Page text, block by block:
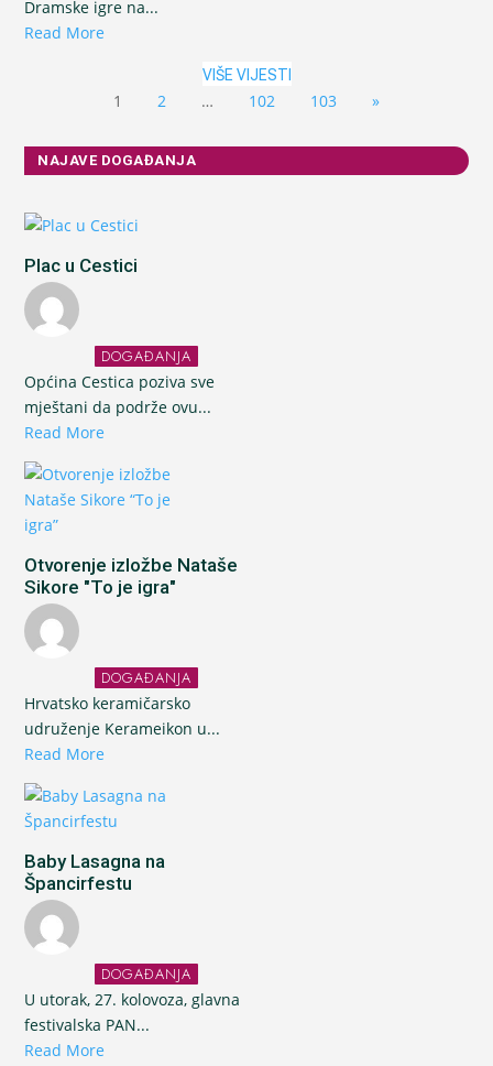
Dramske igre na...
Read More
VIŠE VIJESTI
1 2 … 102 103 »
NAJAVE DOGAĐANJA
Plac u Cestici
DOGAĐANJA
Općina Cestica poziva sve
mještani da podrže ovu...
Read More
Otvorenje izložbe Nataše
Sikore "To je igra"
DOGAĐANJA
Hrvatsko keramičarsko
udruženje Kerameikon u...
Read More
Baby Lasagna na
Špancirfestu
DOGAĐANJA
U utorak, 27. kolovoza, glavna
festivalska PAN...
Read More